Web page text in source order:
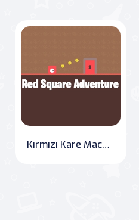
Kırmızı Kare Macerası